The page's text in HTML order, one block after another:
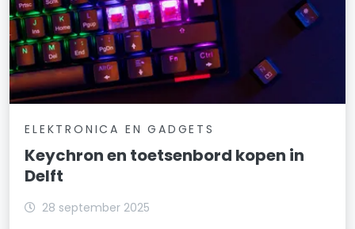
ELEKTRONICA EN GADGETS
Keychron en toetsenbord kopen in
Delft
28 september 2025